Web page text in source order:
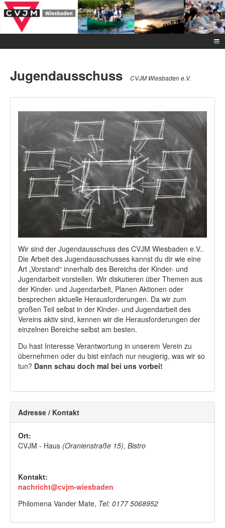
Jugendausschuss CVJM Wiesbaden e.V.
Wir sind der Jugendausschuss des CVJM Wiesbaden e.V..
Die Arbeit des Jugendausschusses kannst du dir wie eine
Art „Vorstand“ innerhalb des Bereichs der Kinder- und
Jugendarbeit vorstellen. Wir diskutieren über Themen aus
der Kinder- und Jugendarbeit, Planen Aktionen oder
besprechen aktuelle Herausforderungen. Da wir zum
großen Teil selbst in der Kinder- und Jugendarbeit des
Vereins aktiv sind, kennen wir die Herausforderungen der
einzelnen Bereiche selbst am besten.
Du hast Interesse Verantwortung in unserem Verein zu
übernehmen oder du bist einfach nur neugierig, was wir so
tun? Dann schau doch mal bei uns vorbei!
Adresse / Kontakt
Ort:
CVJM - Haus (Oranienstraße 15), Bistro
Kontakt:
nachricht@cvjm-wiesbaden
Philomena Vander Mate, Tel: 0177 5068952